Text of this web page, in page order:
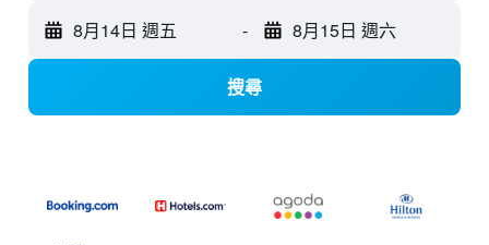
8月14日 週五 - 8月15日 週六
搜尋